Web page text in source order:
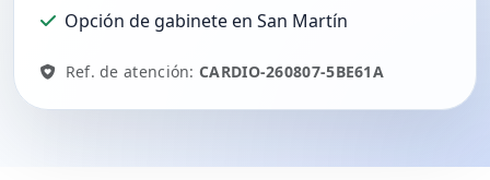
Opción de gabinete en San Martín
Ref. de atención:CARDIO-260807-5BE61A